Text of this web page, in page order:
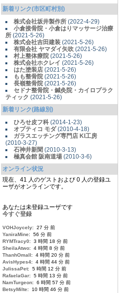
新着リンク(市区町村別)
株式会社坂井製作所 (2022-4-29)
小倉接骨院・小倉はりマッサージ治療
所 (2021-5-26)
株式会社吉田建装 (2021-5-26)
有限会社 ヤマダイ矢吹 (2021-5-26)
村上整体療院 (2021-5-26)
株式会社ホクレイ (2021-5-26)
はた塗装店 (2021-5-26)
もも整骨院 (2021-5-26)
長嶺整骨院 (2021-5-26)
セドナ整骨院・鍼灸院・カイロプラク
ティック (2021-5-26)
新着リンク(路線別)
ひろせ皮フ科 (2014-1-23)
オプティコ モダ(2010-4-18)
ガラスエッチング専門店 KI工房
(2010-3-27)
石神井新聞 (2010-3-13)
極真会館 阪南道場 (2010-3-6)
オンライン状況
現在、41 人のゲストおよび 0 人の登録ユ
ーザがオンラインです。
あなたは未登録ユーザです
今すぐ登録
VOHJoycely: 27 分 前
YaniraMine: 56 分 前
RYMTracy0: 3 時間 18 分 前
SheilaAtwo: 4 時間 8 分 前
ThanhOmall: 4 時間 20 分 前
AvisHypes4: 4 時間 44 分 前
JulissaPet: 5 時間 12 分 前
RafaelaGar: 5 時間 13 分 前
NamTurgeon: 6 時間 57 分 前
BetsyMilte: 10 時間 46 分 前